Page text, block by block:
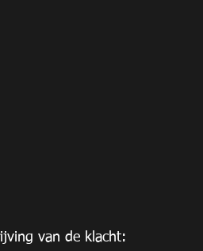
van de klacht: